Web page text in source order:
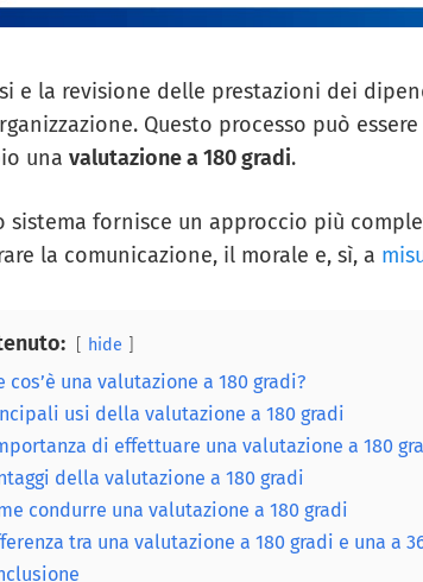
e la revisione delle prestazioni dei
Questo processo può
una valutazione a 180 gradi.
sistema fornisce un approccio più
la comunicazione, il morale e, sì, a
hide
cos’è una valutazione a 180 gradi?
usi della valutazione a 180 gradi
di effettuare una valutazione a 180
della valutazione a 180 gradi
condurre una valutazione a 180 gradi
tra una valutazione a 180 gradi e una a